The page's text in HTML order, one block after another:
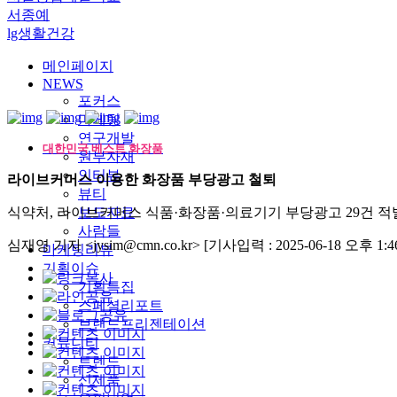
서종예
lg생활건강
메인페이지
NEWS
포커스
마케팅
연구개발
원부자재
인터뷰
뷰티
보도자료
사람들
마케팅리뷰
기획이슈
기획특집
스페셜리포트
브랜드프리젠테이션
커뮤니티
트렌드
신제품
대한민국 베스트 화장품
라이브커머스 이용한 화장품 부당광고 철퇴
식약처, 라이브커머스 식품·화장품·의료기기 부당광고 29건 적
심재영 기자 <jysim@cmn.co.kr> [기사입력 : 2025-06-18 오후